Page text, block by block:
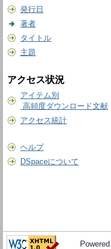
発行日
著者
タイトル
主題
アクセス状況
アイテム別
高頻度ダウンロード文献
アクセス統計
ヘルプ
DSpaceについて